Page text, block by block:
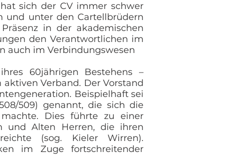
sich der CV immer schwer
und unter den Cartellbrüdern
in der akademischen
den Verantwortlichen im
auch im Verbindungswesen
60jährigen Bestehens –
Verband. Der Vorstand
Beispielhaft sei
509) genannt, die sich die
Dies führte zu einer
und Alten Herren, die ihren
(sog. Kieler Wirren).
im Zuge fortschreitender